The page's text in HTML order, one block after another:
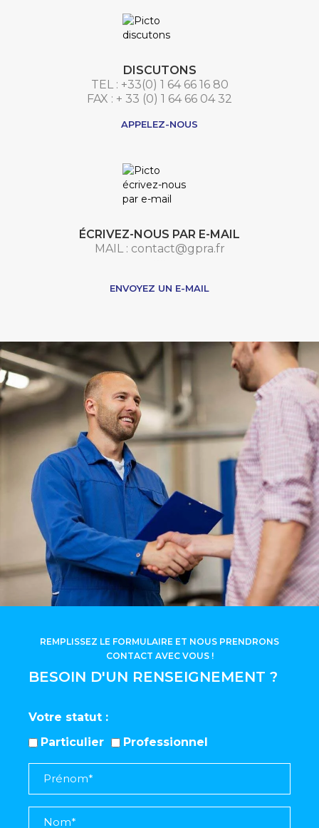
DISCUTONS
TEL : +33(0) 1 64 66 16 80
FAX : + 33 (0) 1 64 66 04 32
APPELEZ-NOUS
ÉCRIVEZ-NOUS PAR E-MAIL
MAIL : contact@gpra.fr
ENVOYEZ UN E-MAIL
BESOIN D'UN RENSEIGNEMENT ?
REMPLISSEZ LE FORMULAIRE ET NOUS PRENDRONS
CONTACT AVEC VOUS !
Votre statut
Particulier
Professionnel